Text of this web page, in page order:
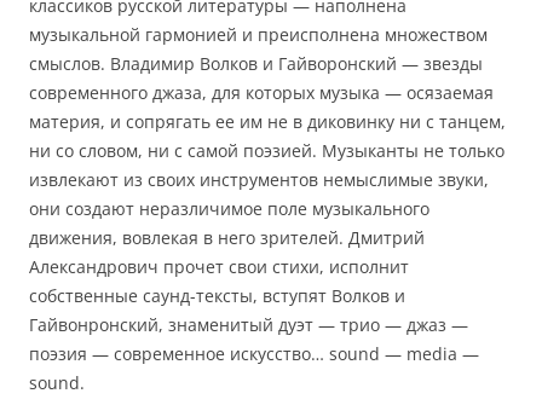
классиков русской литературы — наполнена
музыкальной гармонией и преисполнена множеством
смыслов. Владимир Волков и Гайворонский — звезды
современного джаза, для которых музыка — осязаемая
материя, и сопрягать ее им не в диковинку ни с танцем,
ни со словом, ни с самой поэзией. Музыканты не только
извлекают из своих инструментов немыслимые звуки,
они создают неразличимое поле музыкального
движения, вовлекая в него зрителей. Дмитрий
Александрович прочет свои стихи, исполнит
собственные саунд-тексты, вступят Волков и
Гайвонронский, знаменитый дуэт — трио — джаз —
поэзия — современное искусство… sound — media —
sound.